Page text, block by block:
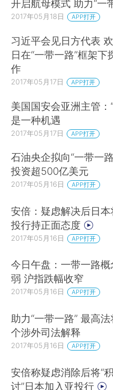
开启航母模式 助力“一
2017年05月18日 APP打开
习近平会见日方代表
日在“一带一路”框架下
作
2017年05月17日 APP打开
美国国安会亚洲主管：
是一种机遇
2017年05月17日 APP打开
石油央企拟向“一带一
投资超500亿美元
2017年05月16日 APP打开
安倍：疑虑解决后日本
投行持正面态度
2017年05月16日 APP打开
今日午盘：一带一路概
弱 沪指跌幅收窄
2017年05月16日 APP打开
助力“一带一路” 最高
个涉外司法解释
2017年05月16日 APP打开
安倍称疑虑消除后将“
讨”日本加入亚投行